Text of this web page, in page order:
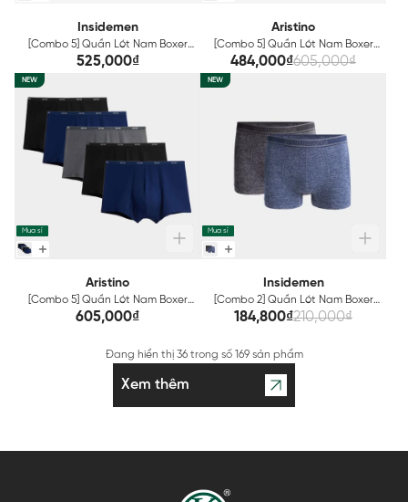
Insidemen
[Combo 5] Quần Lót Nam Boxer
Insidemen IBX005EXP05
525,000₫
Aristino
[Combo 5] Quần Lót Nam Boxer
Bamboo Aristino ABX010EXP05
484,000₫605,000₫
NEW
Mua sỉ
Aristino
[Combo 5] Quần Lót Nam Boxer
Bamboo Aristino ABX011EXP05
605,000₫
NEW
Mua sỉ
Insidemen
[Combo 2] Quần Lót Nam Boxer
Insidemen IBX005EXP02
184,800₫210,000₫
Đang hiển thị 36trong số 169 sản phẩm
Xem thêm